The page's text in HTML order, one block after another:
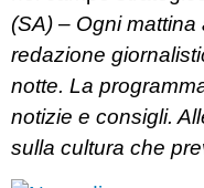
(SA) – Ogni mattina
redazione
notte. La
notizie e consigli.
sulla cultura che